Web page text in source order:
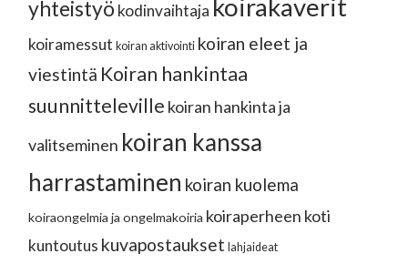
yhteistyö kodinvaihtaja koirakaverit
koiramessut koiran aktivointi koiran eleet ja
viestintä Koiran hankintaa
suunnitteleville koiran hankinta ja
valitseminen koiran kanssa
harrastaminen koiran kuolema
koiraongelmia ja ongelmakoiria koiraperheen koti
kuntoutus kuvapostaukset lahjaideat